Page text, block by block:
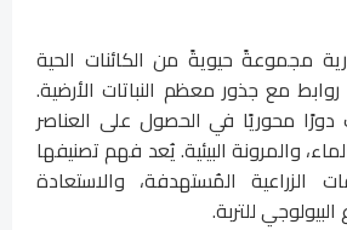
مجموعةً حيويةً من الكائنات الحية
روابط مع جذور معظم النباتات الأرضية.
محوريًا في الحصول على العناصر
والمرونة البيئية. يُعد فهم تصنيفها
الزراعية المُستهدفة، والاستعادة
البيولوجي للتربة.